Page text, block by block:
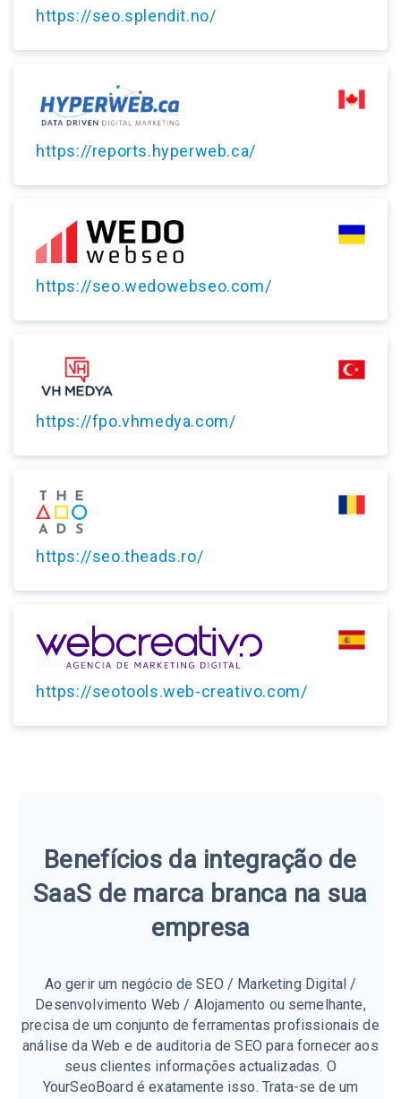
https://seo.splendit.no/
https://reports.hyperweb.ca/
https://seo.wedowebseo.com/
https://fpo.vhmedya.com/
https://seo.theads.ro/
https://seotools.web-creativo.com/
Benefícios da integração de
SaaS de marca branca na sua
empresa
Ao gerir um negócio de SEO / Marketing Digital /
Desenvolvimento Web / Alojamento ou semelhante,
precisa de um conjunto de ferramentas profissionais de
análise da Web e de auditoria de SEO para fornecer aos
seus clientes informações actualizadas. O
YourSeoBoard é exatamente isso. Trata-se de um